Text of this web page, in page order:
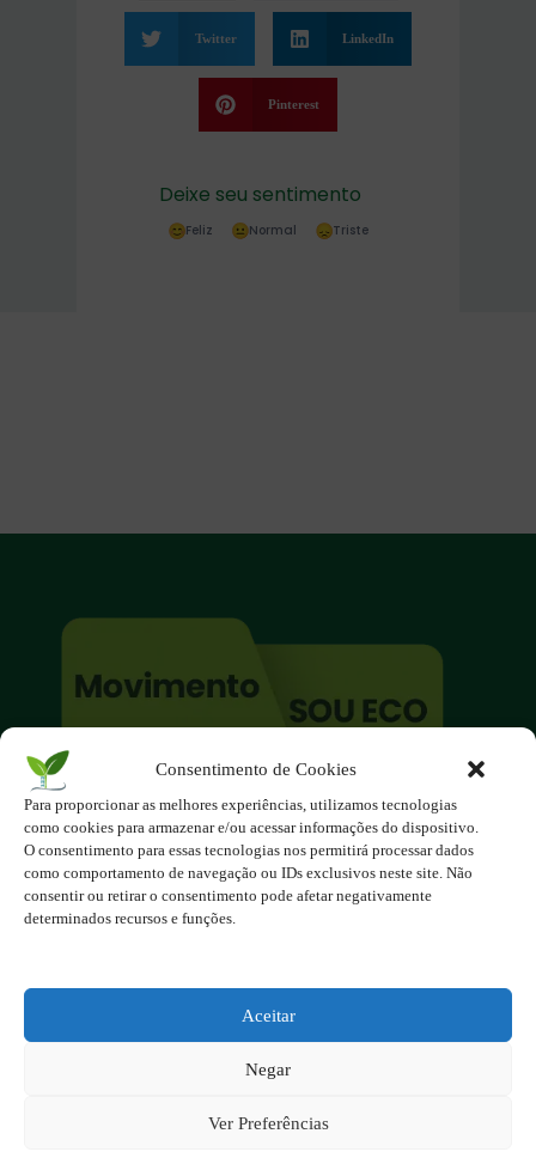
Consentimento de Cookies
Para proporcionar as melhores experiências, utilizamos tecnologias
como cookies para armazenar e/ou acessar informações do dispositivo.
O consentimento para essas tecnologias nos permitirá processar dados
como comportamento de navegação ou IDs exclusivos neste site. Não
consentir ou retirar o consentimento pode afetar negativamente
determinados recursos e funções.
Aceitar
Negar
Ver Preferências
Twitter LinkedIn
Pinterest
Deixe seu sentimento
Feliz Normal Triste
O site é um movimento ambientalista!
Participe você também!
Podemos fazer muito
se nos unirmos!
Inscreva-se na Newsletter
2025 - Todos os direitos reservados à
Layout da home e rodapé criado por